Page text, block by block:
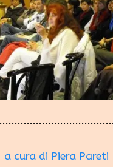
cura di Piera Pareti